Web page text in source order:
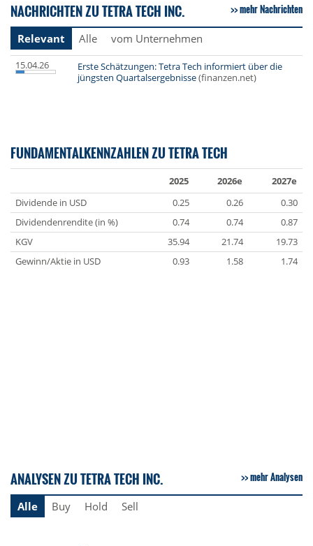
NACHRICHTEN ZU TETRA TECH INC. mehr Nachrichten
Relevant Alle vom Unternehmen
15.04.26
Erste Schätzungen: Tetra Tech informiert über die
jüngsten Quartalsergebnisse(finanzen.net)
FUNDAMENTALKENNZAHLEN ZU TETRA TECH
2025 2026e
2027e
Dividende in USD
0.25 0.26
0.30
Dividendenrendite (in %)
0.74 0.74
0.87
KGV
35.94 21.74
19.73
Gewinn/Aktie in USD
0.93 1.58 1.74
ANALYSEN ZU TETRA TECH INC. mehr Analysen
Alle Buy Hold Sell